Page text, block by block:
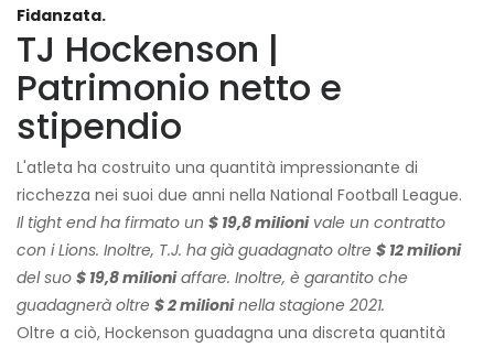
Fidanzata.
TJ Hockenson |
Patrimonio netto e
stipendio
L'atleta ha costruito una quantità impressionante di
ricchezza nei suoi due anni nella National Football League.
Il tight end ha firmato un $ 19,8 milionivale un contratto
con i Lions. Inoltre, T.J. ha già guadagnato oltre $ 12 milioni
del suo $ 19,8 milioniaffare. Inoltre, è garantito che
guadagnerà oltre $ 2 milioninella stagione 2021.
Oltre a ciò, Hockenson guadagna una discreta quantità